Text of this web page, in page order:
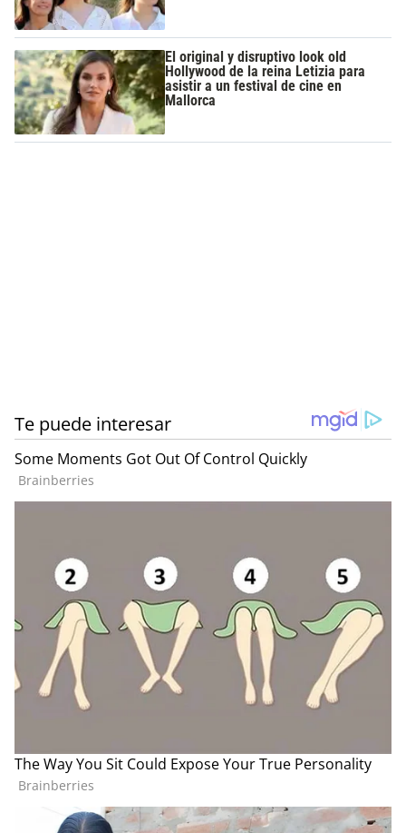
El original y disruptivo look old
Hollywood de la reina Letizia para
asistir a un festival de cine en
Mallorca